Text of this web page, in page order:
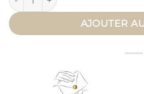
AJOUTER